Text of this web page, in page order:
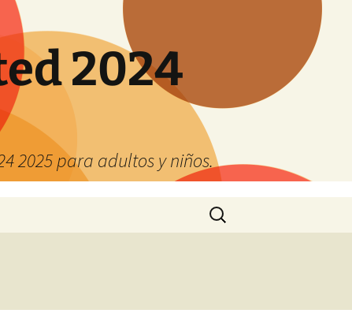
2024
2025 para adultos y niños.
Buscar: